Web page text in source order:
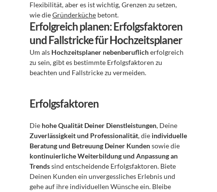
Flexibilität, aber es ist wichtig, Grenzen zu setzen,
wie die Gründerküche betont.
Erfolgreich planen: Erfolgsfaktoren
und Fallstricke für Hochzeitsplaner
Um als Hochzeitsplaner nebenberuflich erfolgreich
zu sein, gibt es bestimmte Erfolgsfaktoren zu
beachten und Fallstricke zu vermeiden.
Erfolgsfaktoren
Die hohe Qualität Deiner Dienstleistungen
Zuverlässigkeit und Professionalität, die individuelle
Beratung und Betreuung Deiner Kunden
kontinuierliche Weiterbildung und Anpassung an
Trends sind entscheidende Erfolgsfaktoren. Biete
Deinen Kunden ein unvergessliches Erlebnis und
gehe auf ihre individuellen Wünsche ein. Bleibe